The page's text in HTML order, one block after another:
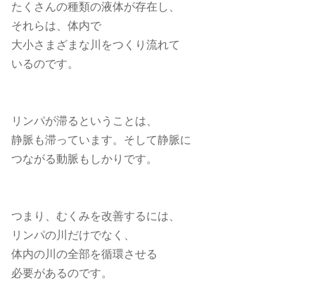
たくさんの種類の液体が存在し、
それらは、体内で
大小さまざまな川をつくり流れて
いるのです。
リンパが滞るということは、
静脈も滞っています。 そして静脈に
つながる動脈もしかりです。
つまり、むくみを改善するには、
リンパの川だけでなく、
体内の川の全部を循環させる
必要があるのです。